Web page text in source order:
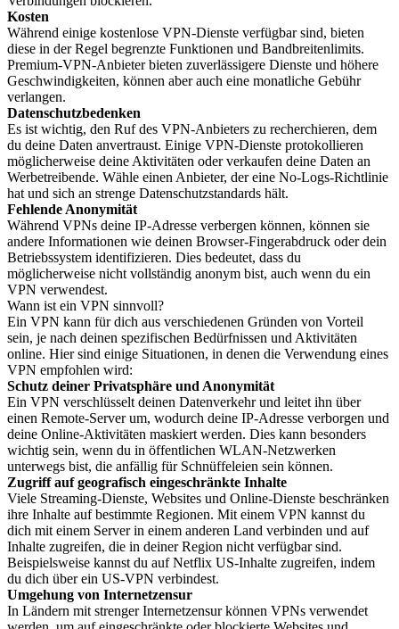
Kosten
Während einige kostenlose VPN-Dienste verfügbar sind, bieten
diese in der Regel begrenzte Funktionen und Bandbreitenlimits.
Premium-VPN-Anbieter bieten zuverlässigere Dienste und höhere
Geschwindigkeiten, können aber auch eine monatliche Gebühr
verlangen.
Datenschutzbedenken
Es ist wichtig, den Ruf des VPN-Anbieters zu recherchieren, dem
du deine Daten anvertraust. Einige VPN-Dienste protokollieren
möglicherweise deine Aktivitäten oder verkaufen deine Daten an
Werbetreibende. Wähle einen Anbieter, der eine No-Logs-Richtlinie
hat und sich an strenge Datenschutzstandards hält.
Fehlende Anonymität
Während VPNs deine IP-Adresse verbergen können, können sie
andere Informationen wie deinen Browser-Fingerabdruck oder dein
Betriebssystem identifizieren. Dies bedeutet, dass du
möglicherweise nicht vollständig anonym bist, auch wenn du ein
VPN verwendest.
Wann ist ein VPN sinnvoll?
Ein VPN kann für dich aus verschiedenen Gründen von Vorteil
sein, je nach deinen spezifischen Bedürfnissen und Aktivitäten
online. Hier sind einige Situationen, in denen die Verwendung eines
VPN empfohlen wird:
Schutz deiner Privatsphäre und Anonymität
Ein VPN verschlüsselt deinen Datenverkehr und leitet ihn über
einen Remote-Server um, wodurch deine IP-Adresse verborgen und
deine Online-Aktivitäten maskiert werden. Dies kann besonders
wichtig sein, wenn du in öffentlichen WLAN-Netzwerken
unterwegs bist, die anfällig für Schnüffeleien sein können.
Zugriff auf geografisch eingeschränkte Inhalte
Viele Streaming-Dienste, Websites und Online-Dienste beschränken
ihre Inhalte auf bestimmte Regionen. Mit einem VPN kannst du
dich mit einem Server in einem anderen Land verbinden und auf
Inhalte zugreifen, die in deiner Region nicht verfügbar sind.
Beispielsweise kannst du auf Netflix US-Inhalte zugreifen, indem
du dich über ein US-VPN verbindest.
Umgehung von Internetzensur
In Ländern mit strenger Internetzensur können VPNs verwendet